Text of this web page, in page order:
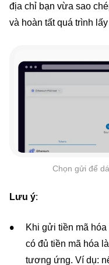
địa chỉ bạn vừa sao
và hoàn tất quá trình
Chọn gửi để
Lưu ý:
Khi gửi tiền mã
có đủ tiền mã hóa
tương ứng. Ví dụ: